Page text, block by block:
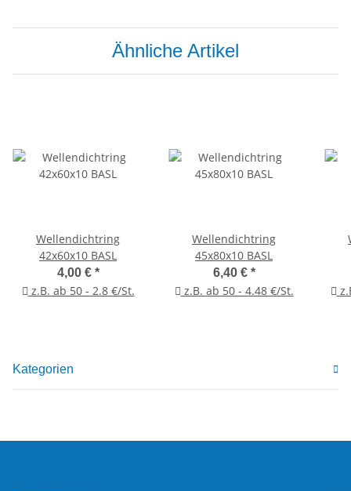
Ähnliche Artikel
Wellendichtring
42x60x10 BASL
4,00 € *
z.B. ab 50 - 2.8 €/St.
Wellendichtring
45x80x10 BASL
6,40 € *
z.B. ab 50 - 4.48 €/St.
Kategorien